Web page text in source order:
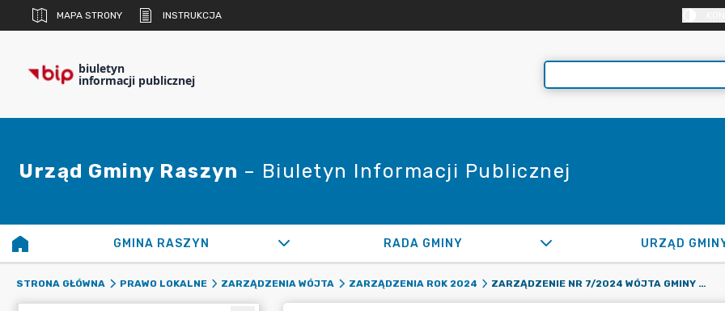
MAPA STRONY INSTRUKCJA
biuletyn
informacji publicznej
Urząd Gminy Raszyn – Biuletyn Informacji Publicznej
GMINA RASZYN RADA GMINY URZĄD
STRONA GŁÓWNA PRAWO LOKALNE ZARZĄDZENIA WÓJTA ZARZĄDZENIA ROK 2024 ZARZĄDZENIE NR 7/2024 WÓJTA GMINY RASZYN Z DNIA 11 STYCZNIA 2024 R. W SPRAWIE POWOŁANIA DO SKŁADU OSOBOWEGO KOMISJI PRZETARGOWEJ PRACOWNIKA MERYTORYCZNIE WŁAŚCIWEGO ZE WZGLĘDU NA PRZEDMIOT ZAMÓWIENIA